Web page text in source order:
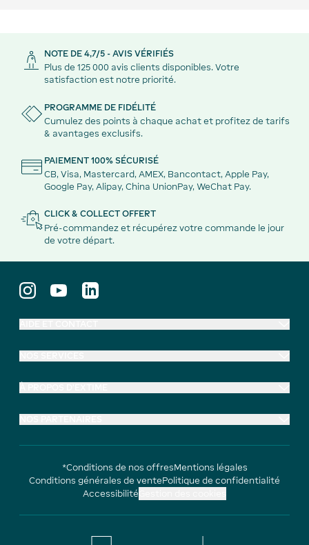
NOTE DE 4,7/5 - AVIS VÉRIFIÉS
Plus de 125 000 avis clients disponibles. Votre
satisfaction est notre priorité.
PROGRAMME DE FIDÉLITÉ
Cumulez des points à chaque achat et profitez de tarifs
& avantages exclusifs.
PAIEMENT 100% SÉCURISÉ
CB, Visa, Mastercard, AMEX, Bancontact, Apple Pay,
Google Pay, Alipay, China UnionPay, WeChat Pay.
CLICK & COLLECT OFFERT
Pré-commandez et récupérez votre commande le jour
de votre départ.
*Conditions de nos offresMentions légales
Conditions générales de ventePolitique de confidentialité
Accessibilité